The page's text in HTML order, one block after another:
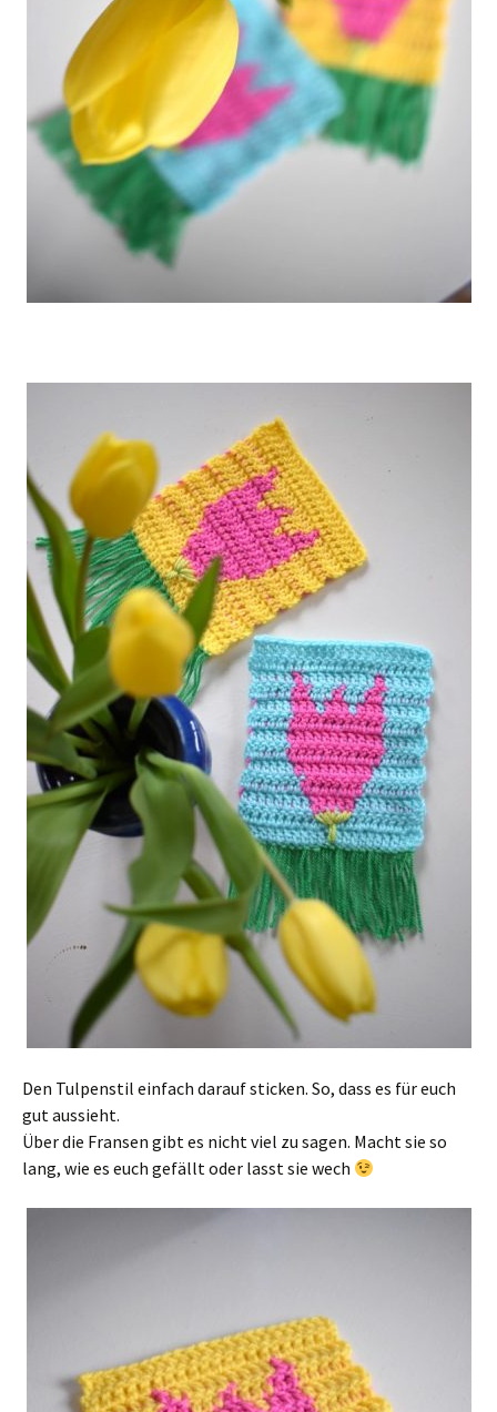
Den Tulpenstil einfach darauf sticken. So, dass es für euch
gut aussieht.
Über die Fransen gibt es nicht viel zu sagen. Macht sie so
lang, wie es euch gefällt oder lasst sie wech